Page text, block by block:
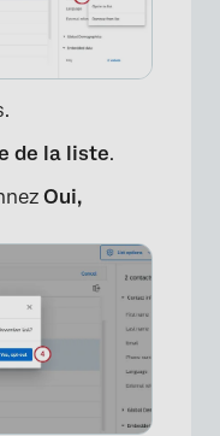
de la liste.
Oui,